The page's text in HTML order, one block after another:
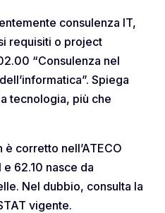
consulenza IT,
requisiti o project
“Consulenza nel
Spiega
tecnologia, più che
corretto nell’ATECO
62.10 nasce da
Nel dubbio, consulta la
vigente.